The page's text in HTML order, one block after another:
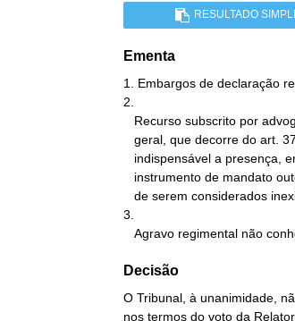
RESULTADO
Ementa
1. Embargos de declaração
2.
3.
Agravo regimental não
Decisão
O Tribunal, à unanimidade,
nos termos do voto da